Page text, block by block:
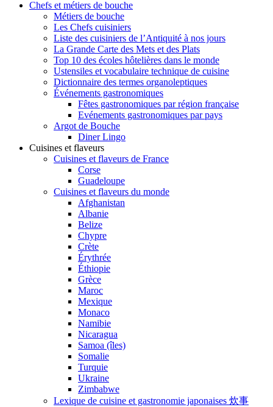
Chefs et métiers de bouche
Métiers de bouche
Les Chefs cuisiniers
Liste des cuisiniers de l’Antiquité à nos jours
La Grande Carte des Mets et des Plats
Top 10 des écoles hôtelières dans le monde
Ustensiles et vocabulaire technique de cuisine
Dictionnaire des termes organoleptiques
Événements gastronomiques
Fêtes gastronomiques par région française
Evénements gastronomiques par pays
Argot de Bouche
Diner Lingo
Cuisines et flaveurs
Cuisines et flaveurs de France
Corse
Guadeloupe
Cuisines et flaveurs du monde
Afghanistan
Albanie
Belize
Chypre
Crète
Érythrée
Éthiopie
Grèce
Maroc
Mexique
Monaco
Namibie
Nicaragua
Samoa (îles)
Somalie
Turquie
Ukraine
Zimbabwe
Lexique de cuisine et gastronomie japonaises 炊事